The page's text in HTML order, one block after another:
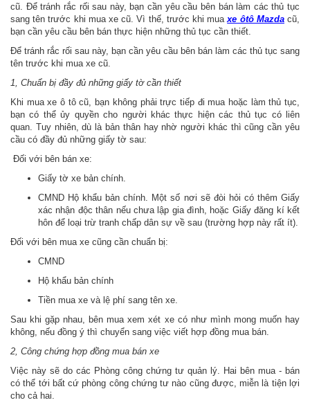
cũ. Để tránh rắc rối sau này, bạn cần yêu cầu bên bán làm các thủ tục
sang tên trước khi mua xe cũ. Vì thế, trước khi muaxe ôtô Mazdacũ,
bạn cần yêu cầu bên bán thực hiện những thủ tục cần thiết.
Để tránh rắc rối sau này, bạn cần yêu cầu bên bán làm các thủ tục sang
tên trước khi mua xe cũ.
1, Chuẩn bị đầy đủ những giấy tờ cần thiết
Khi mua xe ô tô cũ, bạn không phải trực tiếp đi mua hoặc làm thủ tục,
bạn có thể ủy quyền cho người khác thực hiện các thủ tục có liên
quan. Tuy nhiên, dù là bản thân hay nhờ người khác thì cũng cần yêu
cầu có đầy đủ những giấy tờ sau:
Đối với bên bán xe:
Giấy tờ xe bản chính.
CMND Hộ khẩu bản chính. Một số nơi sẽ đòi hỏi có thêm Giấy
xác nhận độc thân nếu chưa lập gia đình, hoặc Giấy đăng kí kết
hôn để loại trừ tranh chấp dân sự về sau (trường hợp này rất ít).
Đối với bên mua xe cũng cần chuẩn bị:
CMND
Hộ khẩu bản chính
Tiền mua xe và lệ phí sang tên xe.
Sau khi gặp nhau, bên mua xem xét xe có như mình mong muốn hay
không, nếu đồng ý thì chuyển sang việc viết hợp đồng mua bán.
2, Công chứng hợp đồng mua bán xe
Việc này sẽ do các Phòng công chứng tư quản lý. Hai bên mua - bán
có thể tới bất cứ phòng công chứng tư nào cũng được, miễn là tiện lợi
cho cả hai.